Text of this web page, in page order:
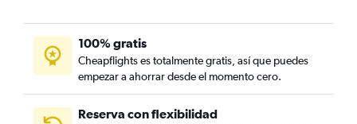
100% gratis
Cheapflights es totalmente gratis, así que puedes
empezar a ahorrar desde el momento cero.
Reserva con flexibilidad